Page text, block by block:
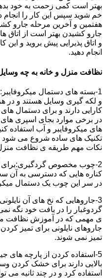
بهتر است کمی زحمت به خود
خم شوید سپس این کار را انجام
هفتمین و آخرین مرحله جارو
جارو کشیدن بهتر است از اتاق
و اتاق پذیرایی پیش بروید و این
انجام دهید.
نظافت منزل و خانه به چه
1-بسته های دستمال
و لکه گیری وسایل هستند و در
کارایی دارند و برای دستمال
در برخی موارد بجای اسپری های
های میکروفایبر و آب استفاده
تکنیک های ساده شروع می شود
نکات مهم طریقه ی نظافت
2-چوب مخصوص گردگیری:برای
کناره هایی که دسترسی به آن
در سر این چوب یک دستمال
3-جاروهایی که نخ های آن
گردوغبار را در بافت خود نگه
ی مهمی که در آموزش نظافت
جاروهای نایلونی برای تمیز
تمیز نمی شوند.
5-استفاده کردن از پارچه های
بالایی دارند برای خشک کردن
استفاده کرد و در چند ثانیه می